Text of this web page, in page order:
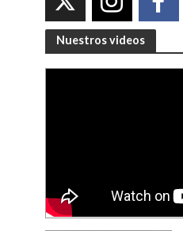
Nuestros videos